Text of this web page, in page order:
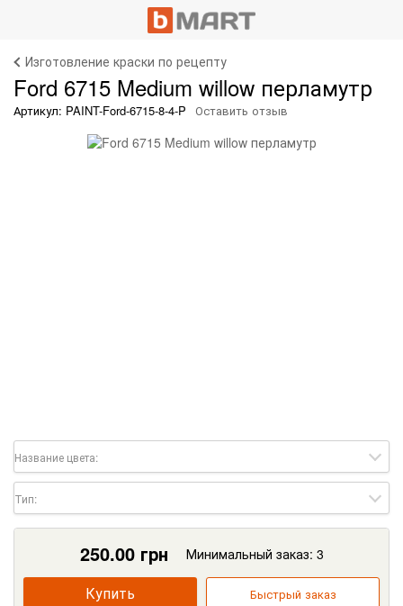
Изготовление краски по рецепту
Ford 6715 Medium willow перламутр
Артикул: PAINT-Ford-6715-8-4-P Оставить отзыв
Название цвета:
Тип:
250.00грн Минимальный заказ: 3
Купить Быстрый заказ